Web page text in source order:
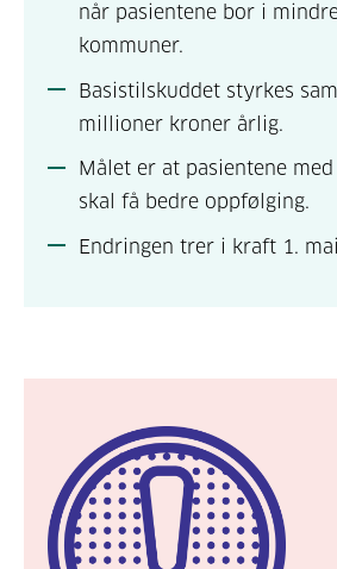
når pasientene bor i
kommuner.
Basistilskuddet styrkes
millioner kroner årlig.
Målet er at pasientene
skal få bedre oppfølging.
Endringen trer i kraft 1. mai